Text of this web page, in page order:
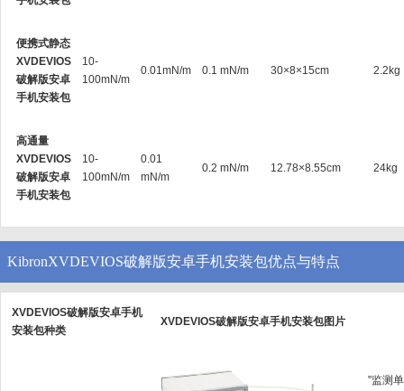
便携式静态
XVDEVIOS
破解版安卓
手机安装包
10-
100mN/m
0.01mN/m 0.1 mN/m 30×8×15cm 2.2kg
高通量
XVDEVIOS
破解版安卓
手机安装包
10-
100mN/m
0.01
mN/m
0.2 mN/m 12.78×8.55cm 24kg
KibronXVDEVIOS破解版安卓手机安装包优点与特点
XVDEVIOS破解版安卓手机
安装包种类
XVDEVIOS破解版安卓手机安装包图片
"监测单